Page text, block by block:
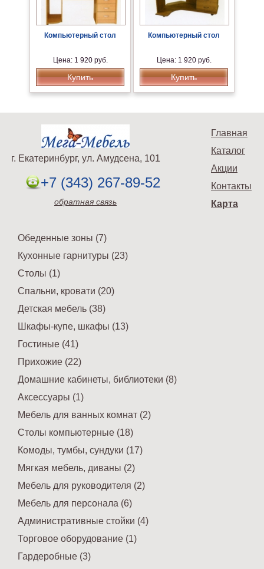
Компьютерный стол
Цена: 1 920 руб.
Купить
Компьютерный стол
Цена: 1 920 руб.
Купить
Главная
Каталог
Акции
Контакты
Карта
г. Екатеринбург, ул. Амудсена, 101
+7 (343) 267-89-52
обратная связь
Обеденные зоны (7)
Кухонные гарнитуры (23)
Столы (1)
Спальни, кровати (20)
Детская мебель (38)
Шкафы-купе, шкафы (13)
Гостиные (41)
Прихожие (22)
Домашние кабинеты, библиотеки (8)
Аксессуары (1)
Мебель для ванных комнат (2)
Столы компьютерные (18)
Комоды, тумбы, сундуки (17)
Мягкая мебель, диваны (2)
Мебель для руководителя (2)
Мебель для персонала (6)
Административные стойки (4)
Торговое оборудование (1)
Гардеробные (3)